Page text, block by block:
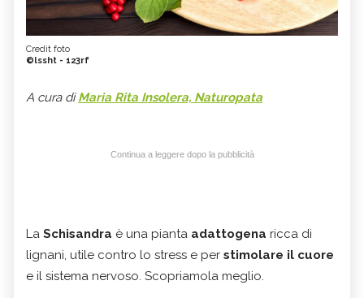
Credit foto
©lssht - 123rf
A cura diMaria Rita Insolera, Naturopata
Continua a leggere dopo la pubblicità
La Schisandra è una pianta adattogena ricca di
lignani, utile contro lo stress e per stimolare il cuore
e il sistema nervoso. Scopriamola meglio.